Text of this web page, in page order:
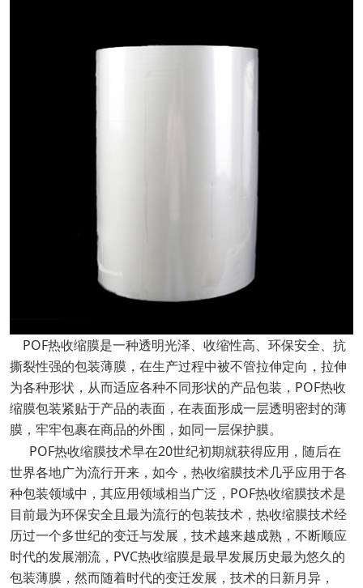
POF热收缩膜是一种透明光泽、收缩性高、环保安全、抗
撕裂性强的包装薄膜，在生产过程中被不管拉伸定向，拉伸
为各种形状，从而适应各种不同形状的产品包装，POF热收
缩膜包装紧贴于产品的表面，在表面形成一层透明密封的薄
膜，牢牢包裹在商品的外围，如同一层保护膜。
POF热收缩膜技术早在20世纪初期就获得应用，随后在
世界各地广为流行开来，如今，热收缩膜技术几乎应用于各
种包装领域中，其应用领域相当广泛，POF热收缩膜技术是
目前最为环保安全且最为流行的包装技术，热收缩膜技术经
历过一个多世纪的变迁与发展，技术越来越成熟，不断顺应
时代的发展潮流，PVC热收缩膜是最早发展历史最为悠久的
包装薄膜，然而随着时代的变迁发展，技术的日新月异，